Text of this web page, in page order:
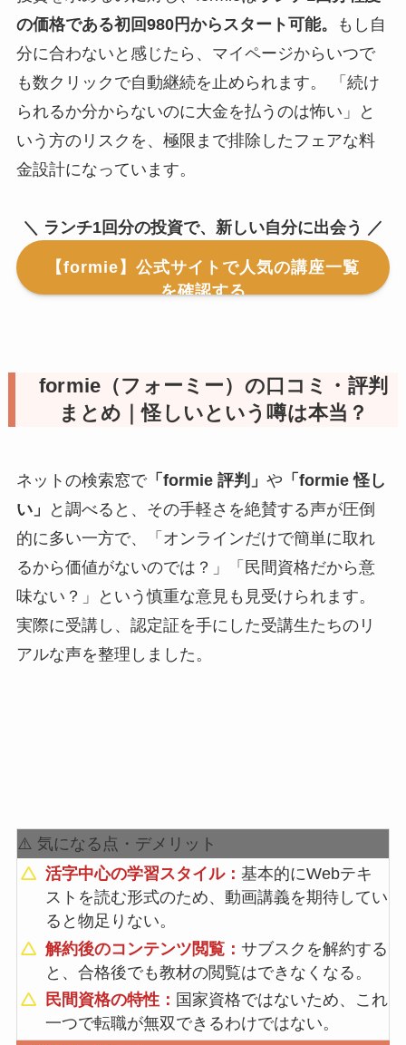
の価格である初回980円からスタート可能。
もし自
分に合わないと感じたら、マイページからいつで
も数クリックで自動継続を止められます。 「続け
られるか分からないのに大金を払うのは怖い」と
いう方のリスクを、極限まで排除したフェアな料
金設計になっています。
＼ ランチ1回分の投資で、新しい自分に出会う ／
【formie】公式サイトで人気の講座一覧
を確認する
formie（フォーミー）の口コミ・評判
まとめ｜怪しいという噂は本当？
ネットの検索窓で「formie 評判」 や 「formie 怪し
い」
と調べると、その手軽さを絶賛する声が圧倒
的に多い一方で、「オンラインだけで簡単に取れ
るから価値がないのでは？」「民間資格だから意
味ない？」という慎重な意見も見受けられます。
実際に受講し、認定証を手にした受講生たちのリ
アルな声を整理しました。
⚠️ 気になる点・デメリット
活字中心の学習スタイル：基本的にWebテキ
ストを読む形式のため、動画講義を期待してい
ると物足りない。
解約後のコンテンツ閲覧：サブスクを解約する
と、合格後でも教材の閲覧はできなくなる。
民間資格の特性： 国家資格ではないため、これ
一つで転職が無双できるわけではない。